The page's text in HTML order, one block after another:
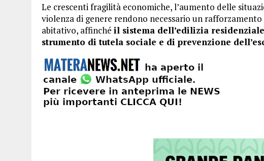
Le crescenti fragilità economiche, l’aumento delle
violenza di genere rendono necessario un
abitativo, affinché il sistema dell’edilizia
strumento di tutela sociale e di prevenzione